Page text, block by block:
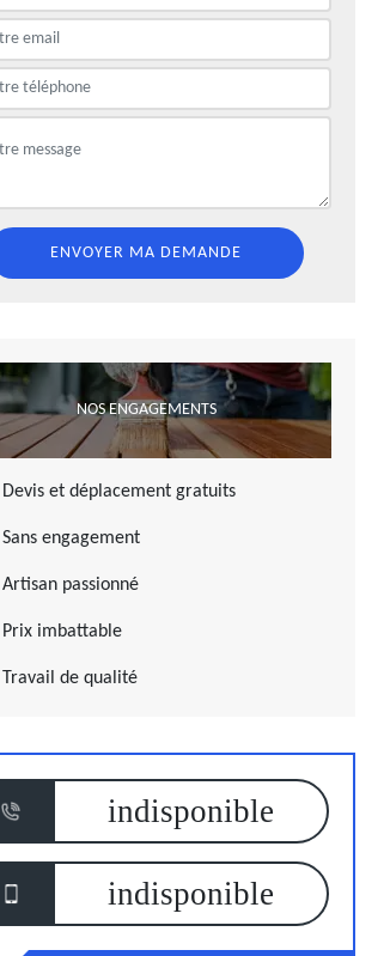
NOS ENGAGEMENTS
Devis et déplacement gratuits
Sans engagement
Artisan passionné
Prix imbattable
Travail de qualité
indisponible
indisponible